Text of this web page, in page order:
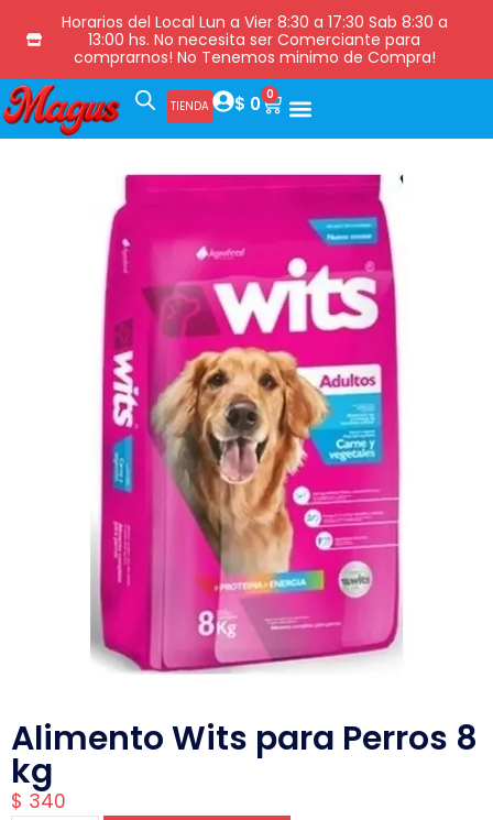
Horarios del Local Lun a Vier 8:30 a 17:30 Sab 8:30 a
13:00 hs. No necesita ser Comerciante para
comprarnos! No Tenemos minimo de Compra!
TIENDA $ 0 0
Alimento Wits para Perros 8
kg
$ 340